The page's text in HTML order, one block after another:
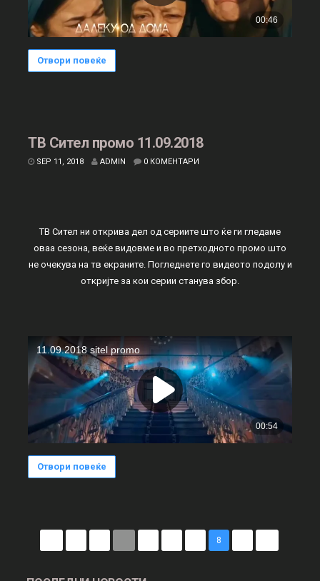
Отвори повеќе
ТВ Сител промо 11.09.2018
SEP 11, 2018 ADMIN 0 КОМЕНТАРИ
ТВ Сител ни открива дел од сериите што ќе ги гледаме
оваа сезона, веќе видовме и во претходното промо што
не очекува на тв екраните. Погледнете го видеото подолу и
откријте за кои серии станува збор.
Отвори повеќе
8